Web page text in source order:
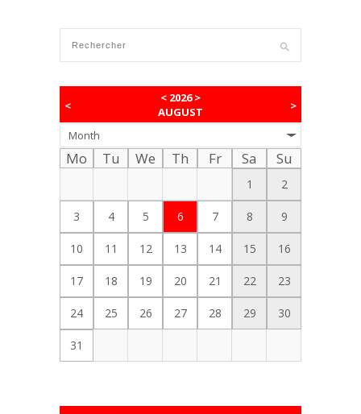
<
< 2026>
AUGUST
>
Month
Mo Tu We Th Fr Sa Su
1 2
3 4 5 6 7 8 9
10 11 12 13 14 15 16
17 18 19 20 21 22 23
24 25 26 27 28 29 30
31